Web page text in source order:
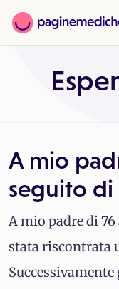
A mio
seguito di
A mio padre di
stata riscontrata